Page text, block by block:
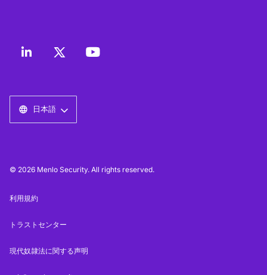
日本語
© 2026 Menlo Security. All rights reserved.
利用規約
トラストセンター
現代奴隷法に関する声明